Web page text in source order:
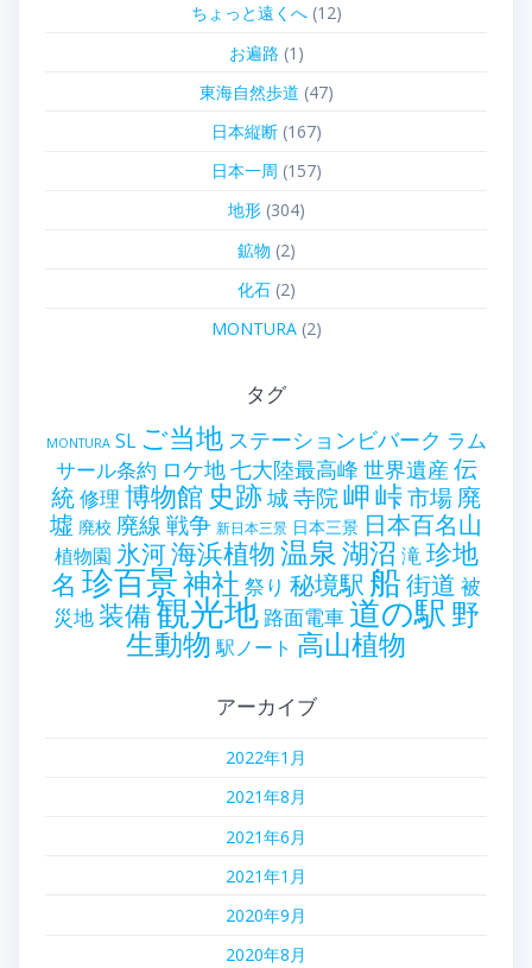
ちょっと遠くへ(12)
お遍路 (1)
東海自然歩道 (47)
日本縦断(167)
日本一周 (157)
地形(304)
鉱物 (2)
化石(2)
MONTURA(2)
タグ
MONTURA SL ご当地 ステーションビバーク ラム
サール条約 ロケ地七大陸最高峰 世界遺産 伝
統修理 博物館 史跡城寺院岬峠市場 廃
墟 廃校 廃線戦争 新日本三景 日本三景 日本百名山
植物園 氷河海浜植物温泉湖沼 滝 珍地
名 珍百景神社 祭り 秘境駅 船街道 被
災地 装備観光地 路面電車道の駅 野
生動物 駅ノート 高山植物
アーカイブ
2022年1月
2021年8月
2021年6月
2021年1月
2020年9月
2020年8月